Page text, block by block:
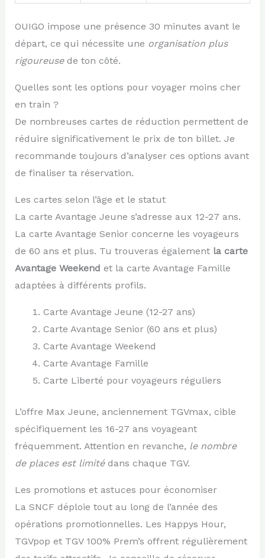
OUIGO impose une présence 30 minutes avant le
départ, ce qui nécessite une organisation plus
rigoureusede ton côté.
Quelles sont les options pour voyager moins cher
en train ?
De nombreuses cartes de réduction permettent de
réduire significativement le prix de ton billet. Je
recommande toujours d’analyser ces options avant
de finaliser ta réservation.
Les cartes selon l’âge et le statut
La carte Avantage Jeune s’adresse aux 12-27 ans.
La carte Avantage Senior concerne les voyageurs
de 60 ans et plus. Tu trouveras également la carte
Avantage Weekend et la carte Avantage Famille
adaptées à différents profils.
Carte Avantage Jeune (12-27 ans)
Carte Avantage Senior (60 ans et plus)
Carte Avantage Weekend
Carte Avantage Famille
Carte Liberté pour voyageurs réguliers
L’offre Max Jeune, anciennement TGVmax, cible
spécifiquement les 16-27 ans voyageant
fréquemment. Attention en revanche, le nombre
de places est limitédans chaque TGV.
Les promotions et astuces pour économiser
La SNCF déploie tout au long de l’année des
opérations promotionnelles. Les Happys Hour,
TGVpop et TGV 100% Prem’s offrent régulièrement